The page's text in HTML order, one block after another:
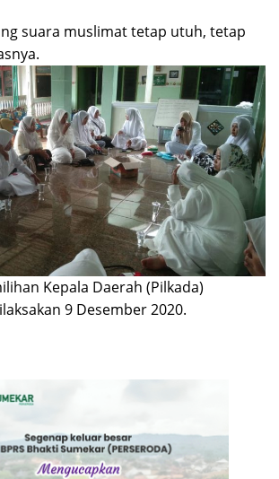
suara muslimat tetap utuh, tetap
Kepala Daerah (Pilkada)
9 Desember 2020.